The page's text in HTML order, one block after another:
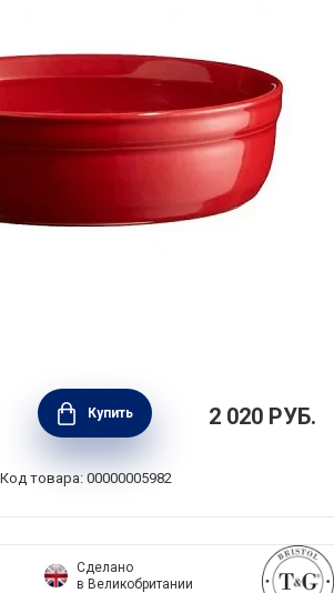
13см, гранат, Emile Henry,
341013
Купить 2 020 РУБ.
Код товара: 00000005982
Сделано
в Великобритании